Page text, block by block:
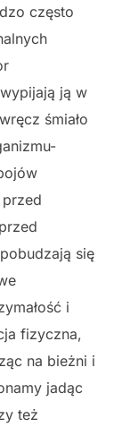
często
ją w
śmiało
się
i
fizyczna,
na bieżni i
jadąc
też